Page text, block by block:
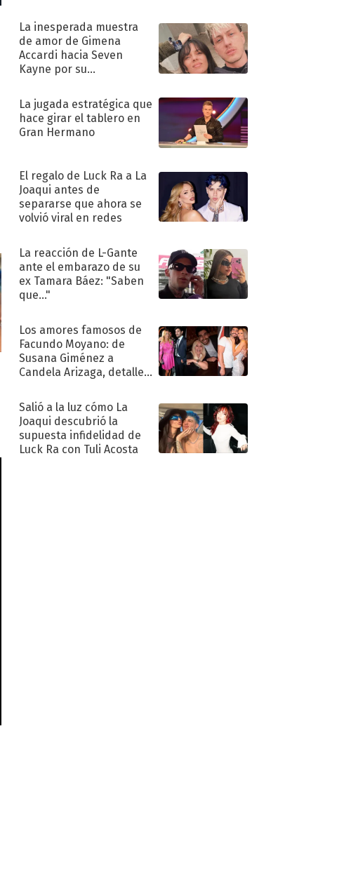
La inesperada muestra
de amor de Gimena
Accardi hacia Seven
Kayne por su
La jugada estratégica que
hace girar el tablero en
Gran Hermano
El regalo de Luck Ra a La
Joaqui antes de
separarse que ahora se
volvió viral en redes
La reacción de L-Gante
ante el embarazo de su
ex Tamara Báez: "Saben
que..."
Los amores famosos de
Facundo Moyano: de
Susana Giménez a
Candela Arizaga, detalles
sentimental
Salió a la luz cómo La
Joaqui descubrió la
supuesta infidelidad de
Luck Ra con Tuli Acosta